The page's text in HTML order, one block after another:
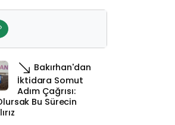
Bakırhan'dan
İktidara Somut
Adım Çağrısı:
Bu Sürecin